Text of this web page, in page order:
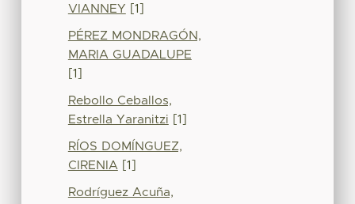
VIANNEY [1]
PÉREZ MONDRAGÓN,
MARIA GUADALUPE
[1]
Rebollo Ceballos,
Estrella Yaranitzi [1]
RÍOS DOMÍNGUEZ,
CIRENIA [1]
Rodríguez Acuña,